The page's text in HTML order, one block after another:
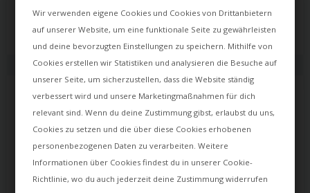
Wir verwenden eigene Cookies und Cookies von Drittanbietern
auf unserer Website, um eine funktionale Seite zu gewährleisten
und deine bevorzugten Einstellungen zu speichern. Mithilfe von
Cookies erstellen wir Statistiken und analysieren die Besuche auf
unserer Seite, um sicherzustellen, dass die Website ständig
verbessert wird und unsere Marketingmaßnahmen für dich
relevant sind. Wenn du deine Zustimmung gibst, erlaubst du uns,
Cookies zu setzen und die über diese Cookies erhobenen
personenbezogenen Daten zu verarbeiten. Weitere
Informationen über Cookies findest du in unserer Cookie-
Richtlinie, wo du auch jederzeit deine Zustimmung widerrufen
520,00
364,00PLN
Czas dostawy: ok. 10 dni
833,00
633,00PLN
W magazynie